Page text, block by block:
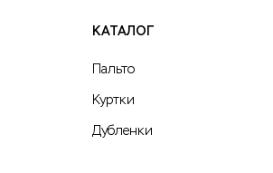
КАТАЛОГ
Пальто
Куртки
Дубленки